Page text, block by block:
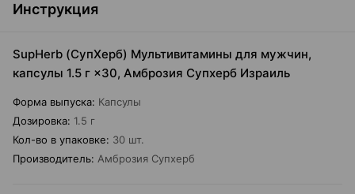
Инструкция
SupHerb (СупХерб) Мультивитамины для мужчин,
капсулы 1.5 г ×30, Амброзия Супхерб Израиль
Форма выпуска: Капсулы
Дозировка: 1.5 г
Кол-во в упаковке: 30 шт.
Производитель: Амброзия Супхерб